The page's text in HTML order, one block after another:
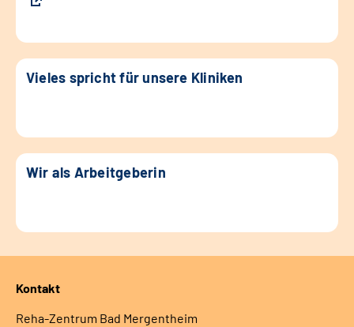
Vieles spricht für unsere Kliniken
Wir als Arbeitgeberin
Kontakt
Reha-Zentrum Bad Mergentheim